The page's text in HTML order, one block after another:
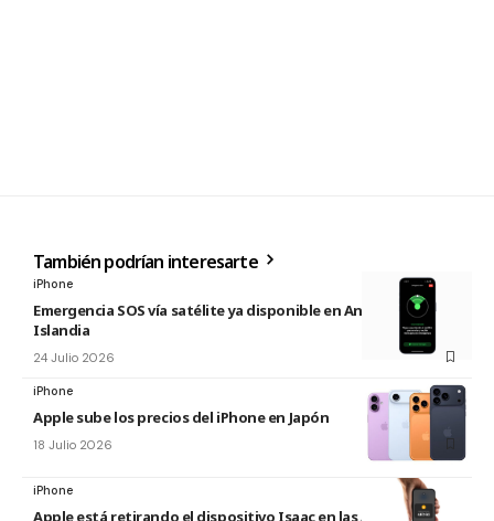
También podrían interesarte
iPhone
Emergencia SOS vía satélite ya disponible en Andorra e
Islandia
24 Julio 2026
iPhone
Apple sube los precios del iPhone en Japón
18 Julio 2026
iPhone
Apple está retirando el dispositivo Isaac en las Apple Store